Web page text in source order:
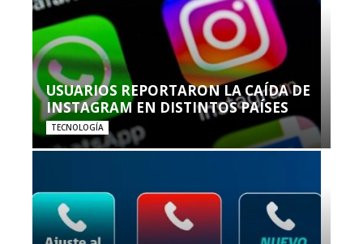
USUARIOS REPORTARON LA CAÍDA DE
INSTAGRAM EN DISTINTOS PAÍSES
TECNOLOGÍA